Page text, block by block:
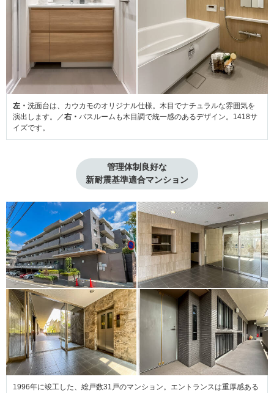
左・ 洗面台は、カウカモのオリジナル仕様。木目でナチュラルな雰囲気を
演出します。／右・ バスルームも木目調で統一感のあるデザイン。1418サ
イズです。
管理体制良好な
新耐震基準適合マンション
1996年に竣工した、総戸数31戸のマンション。エントランスは重厚感ある